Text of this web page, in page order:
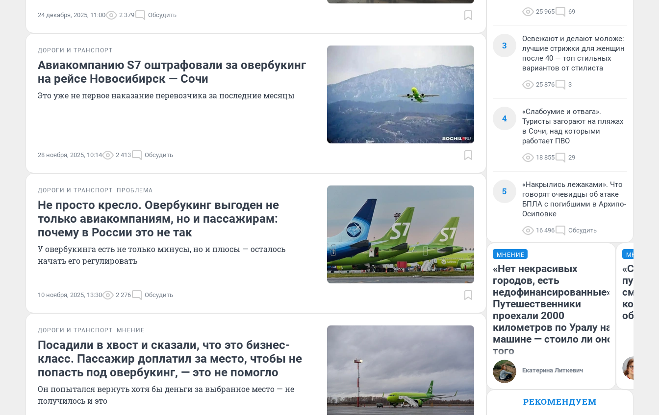
24 декабря, 2025, 11:00 2 379 Обсудить
ДОРОГИ И ТРАНСПОРТ
Авиакомпанию S7 оштрафовали за овербукинг
на рейсе Новосибирск — Сочи
Это уже не первое наказание перевозчика за последние месяцы
28 ноября, 2025, 10:14 2 413 Обсудить
ДОРОГИ И ТРАНСПОРТ ПРОБЛЕМА
Не просто кресло. Овербукинг выгоден не
только авиакомпаниям, но и пассажирам:
почему в России это не так
У овербукинга есть не только минусы, но и плюсы — осталось
начать его регулировать
10 ноября, 2025, 13:30 2 276 Обсудить
ДОРОГИ И ТРАНСПОРТ МНЕНИЕ
Посадили в хвост и сказали, что это бизнес-
класс. Пассажир доплатил за место, чтобы не
попасть под овербукинг, — это не помогло
Он попытался вернуть хотя бы деньги за выбранное место — не
получилось и это
25 965 69
3
Освежают и делают моложе:
лучшие стрижки для женщин
после 40 — топ стильных
вариантов от стилиста
25 876 3
4
«Слабоумие и отвага».
Туристы загорают на пляжах
в Сочи, над которыми
работает ПВО
18 855 29
5
«Накрылись лежаками». Что
говорят очевидцы об атаке
БПЛА с погибшими в Архипо-
Осиповке
16 496 Обсудить
МНЕНИЕ
«Нет некрасивых
городов, есть
недофинансированные».
Путешественники
проехали 2000
километров по Уралу на
машине — стоило ли оно
того
Екатерина Литкевич
МНЕНИЕ
РЕКОМЕНДУЕМ